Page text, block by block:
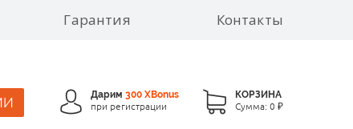
Гарантия Контакты
Дарим 300 XBonus
при регистрации
КОРЗИНА
Сумма: 0 ₽